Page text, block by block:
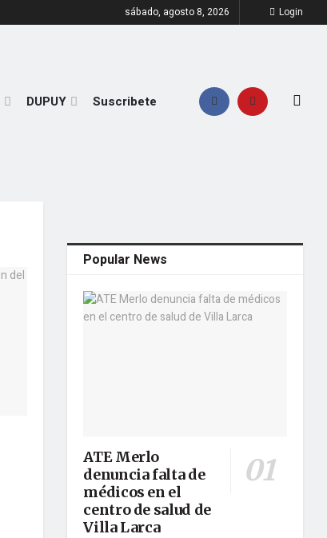
sábado, agosto 8, 2026 Login
DUPUY Suscribete
Popular News
ATE Merlo
denuncia falta de
médicos en el
centro de salud de
Villa Larca